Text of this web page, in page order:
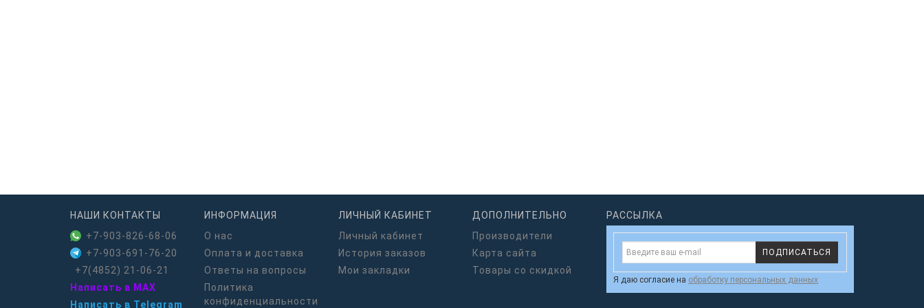
НАШИ КОНТАКТЫ
+7-903-826-68-06
+7-903-691-76-20
+7(4852) 21-06-21
Написать в MAX
Написать в Telegram
ИНФОРМАЦИЯ
О нас
Оплата и доставка
Ответы на вопросы
Политика
конфиденциальности
ЛИЧНЫЙ КАБИНЕТ
Личный кабинет
История заказов
Мои закладки
ДОПОЛНИТЕЛЬНО
Производители
Карта сайта
Товары со скидкой
РАССЫЛКА
ПОДПИСАТЬСЯ
Я даю согласие на обработку персональных данных